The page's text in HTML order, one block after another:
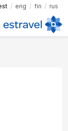
eng fin rus